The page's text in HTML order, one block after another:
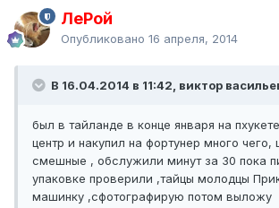
ЛеРой
Опубликовано 16 апреля, 2014
В 16.04.2014 в 11:42, виктор
был в тайланде в конце января на
центр и накупил на фортунер много чего,
смешные , обслужили минут за 30 пока
упаковке проверили ,тайцы молодцы
машинку ,сфотографирую потом выложу